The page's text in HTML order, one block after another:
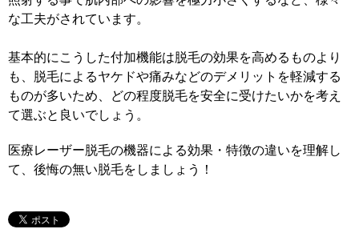
な工夫がされています。
基本的にこうした付加機能は脱毛の効果を高めるものより
も、脱毛によるヤケドや痛みなどのデメリットを軽減する
ものが多いため、どの程度脱毛を安全に受けたいかを考え
て選ぶと良いでしょう。
医療レーザー脱毛の機器による効果・特徴の違いを理解し
て、後悔の無い脱毛をしましょう！